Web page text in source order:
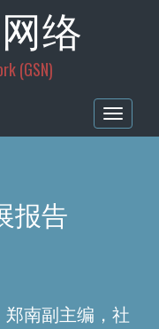
络
(GSN)
报告
郑南副主编，社